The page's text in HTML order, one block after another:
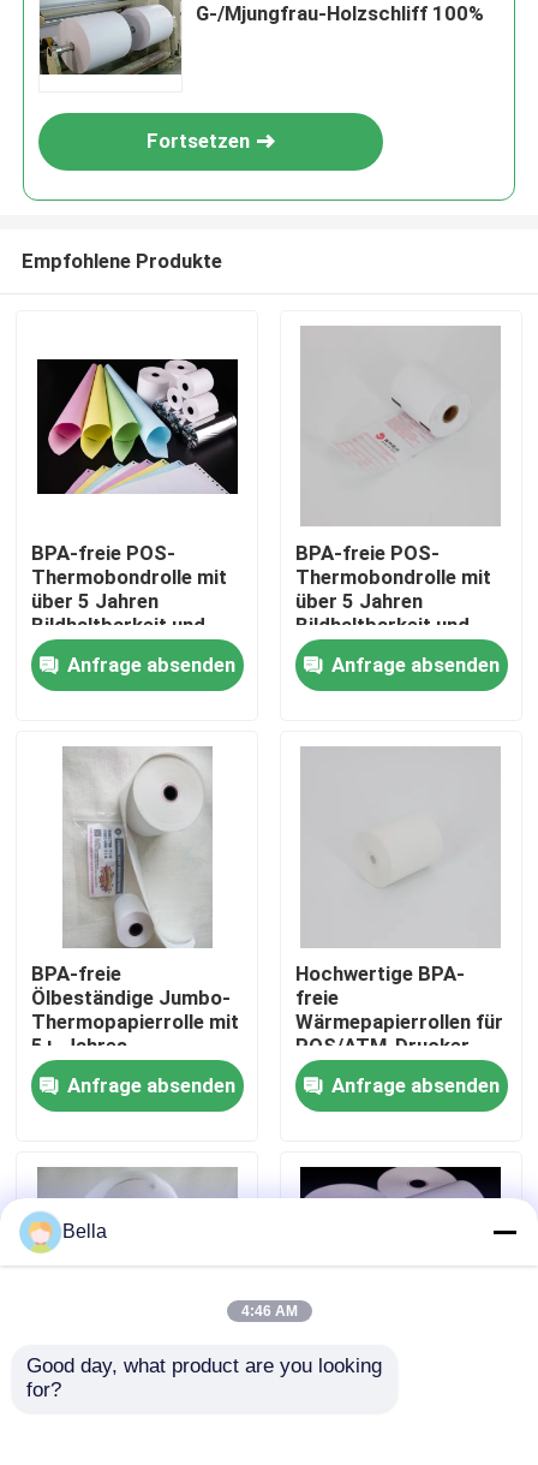
Zu Hause
Produkte
Über uns
Werksbesichtigung
Qualitätskontrolle
Neuigkeiten
Riesige Thermopapier-Rolle
Positions-Thermopapier-Rolle
G-/Mjungfrau-Holzschliff 100%
Fortsetzen
Empfohlene Produkte
BPA-freie POS-
Thermobondrolle mit
über 5 Jahren
Bildhaltbarkeit und
ölbeständigen
Eigenschaften
Anfrage absenden
BPA-freie POS-
Thermobondrolle mit
über 5 Jahren
Bildhaltbarkeit und
ölbeständigen
Eigenschaften
Anfrage absenden
BPA-freie
Ölbeständige Jumbo-
Thermopapierrolle mit
5+-Jahres-
Bildlebensdauer für
POS-Bestätigungen
Anfrage absenden
Hochwertige BPA-
freie
Wärmepapierrollen für
POS/ATM-Drucker
Anfrage absenden
Hochwertige, BPA-
Bella
4:46 AM
Good day, what product are you looking
for?